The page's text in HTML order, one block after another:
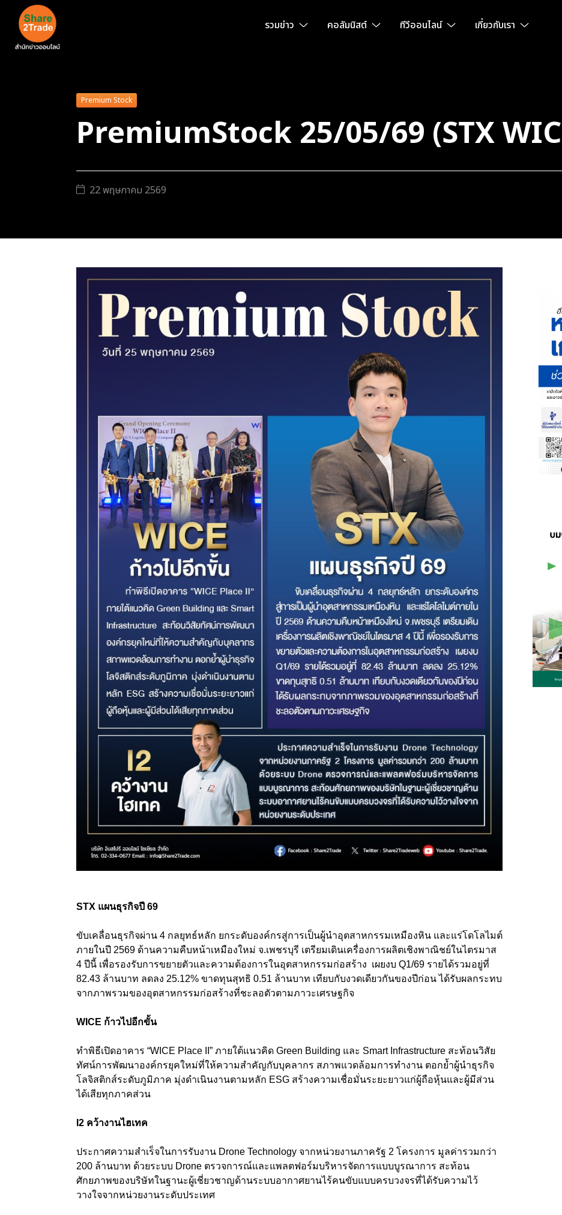
รวมข่าว คอลัมนิสต์ ทีวีออนไลน์ เกี่ยวกับเรา
Premium Stock
PremiumStock 25/05/69 (STX
22 พฤษภาคม 2569
STX แผนธุรกิจปี 69
ขับเคลื่อนธุรกิจผ่าน 4 กลยุทธ์หลัก ยกระดับองค์กรสู่การเป็นผู้นำอุตสาหกรรมเหมืองหิน และแร่โดโลไมต์
ภายในปี 2569 ด้านความคืบหน้าเหมืองใหม่ จ.เพชรบุรี เตรียมเดินเครื่องการผลิตเชิงพาณิชย์ในไตรมาส
4 ปีนี้ เพื่อรองรับการขยายตัวและความต้องการในอุตสาหกรรมก่อสร้าง เผยงบ Q1/69 รายได้รวมอยู่ที่
82.43 ล้านบาท ลดลง 25.12% ขาดทุนสุทธิ 0.51 ล้านบาท เทียบกับงวดเดียวกันของปีก่อน ได้รับผลกระทบ
จากภาพรวมของอุตสาหกรรมก่อสร้างที่ชะลอตัวตามภาวะเศรษฐกิจ
WICE ก้าวไปอีกขั้น
ทำพิธีเปิดอาคาร “WICE Place II” ภายใต้แนวคิด Green Building และ Smart Infrastructure สะท้อนวิสัย
ทัศน์การพัฒนาองค์กรยุคใหม่ที่ให้ความสำคัญกับบุคลากร สภาพแวดล้อมการทำงาน ตอกย้ำผู้นำธุรกิจ
โลจิสติกส์ระดับภูมิภาค มุ่งดำเนินงานตามหลัก ESG สร้างความเชื่อมั่นระยะยาวแก่ผู้ถือหุ้นและผู้มีส่วน
ได้เสียทุกภาคส่วน
I2 คว้างานไฮเทค
ประกาศความสำเร็จในการรับงาน Drone Technology จากหน่วยงานภาครัฐ 2 โครงการ มูลค่ารวมกว่า
200 ล้านบาท ด้วยระบบ Drone ตรวจการณ์และแพลตฟอร์มบริหารจัดการแบบบูรณาการ สะท้อน
ศักยภาพของบริษัทในฐานะผู้เชี่ยวชาญด้านระบบอากาศยานไร้คนขับแบบครบวงจรที่ได้รับความไว้
วางใจจากหน่วยงานระดับประเทศ